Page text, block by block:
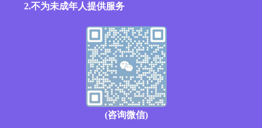
2.不为未成年人提供服务
(咨询微信)